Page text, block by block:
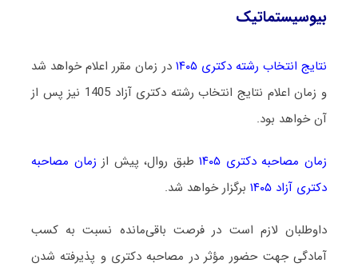
بیوسیستماتیک
نتایج انتخاب رشته دکتری ۱۴۰۵
در زمان مقرر اعلام خواهد شد
و زمان اعلام نتایج انتخاب رشته دکتری آزاد 1405 نیز پس از
آن خواهد بود.
زمان مصاحبه دکتری ۱۴۰۵ طبق روال، پیش از زمان مصاحبه
دکتری آزاد ۱۴۰۵
برگزار خواهد شد.
داوطلبان لازم است در فرصت باقی‌مانده نسبت به کسب
آمادگی جهت حضور مؤثر در مصاحبه دکتری و پذیرفته شدن